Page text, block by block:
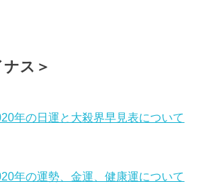
ナス＞
年の日運と大殺界早見表について
年の運勢、金運、健康運について